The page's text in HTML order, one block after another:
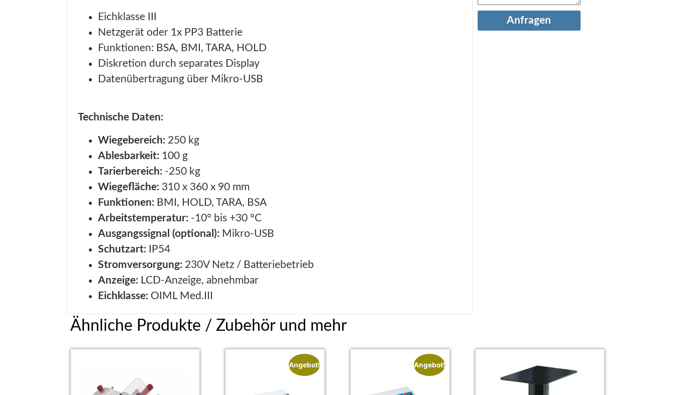
Eichklasse III
Netzgerät oder 1x PP3 Batterie
Funktionen: BSA, BMI, TARA, HOLD
Diskretion durch separates Display
Datenübertragung über Mikro-USB
Technische Daten:
Wiegebereich: 250 kg
Ablesbarkeit: 100 g
Tarierbereich: -250 kg
Wiegefläche: 310 x 360 x 90 mm
Funktionen: BMI, HOLD, TARA, BSA
Arbeitstemperatur: -10° bis +30 °C
Ausgangssignal (optional): Mikro-USB
Schutzart: IP54
Stromversorgung: 230V Netz / Batteriebetrieb
Anzeige: LCD-Anzeige, abnehmbar
Eichklasse: OIML Med.III
Anfragen
Ähnliche Produkte / Zubehör und mehr
Angebot! Angebot!